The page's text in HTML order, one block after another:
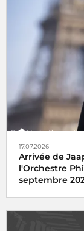
17.07.2026
Arrivée de
l'Orchestre
septembre